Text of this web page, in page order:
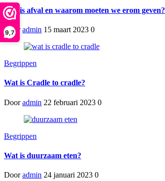
9,7
Wat is afval en waarom moeten we erom geven?
Door admin 15 maart 2023 0
Begrippen
Wat is Cradle to cradle?
Door admin 22 februari 2023 0
Begrippen
Wat is duurzaam eten?
Door admin 24 januari 2023 0